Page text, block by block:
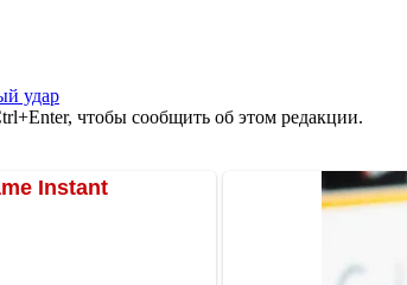
удар
чтобы сообщить об этом редакции.